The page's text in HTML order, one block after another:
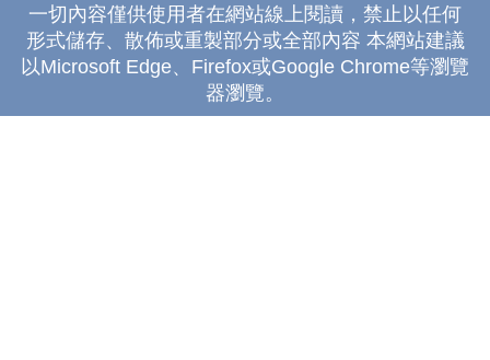
一切內容僅供使用者在網站線上閱讀，禁止以任何
形式儲存、散佈或重製部分或全部內容 本網站建議
以Microsoft Edge、Firefox或Google Chrome等瀏覽
器瀏覽。